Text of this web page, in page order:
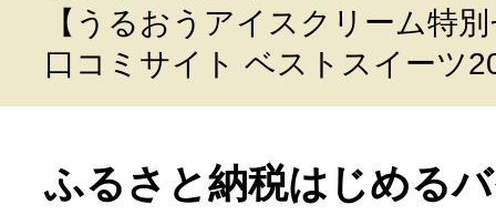
【うるおうアイスクリーム特
口コミサイト ベストスイーツ
ふるさと納税はじめる